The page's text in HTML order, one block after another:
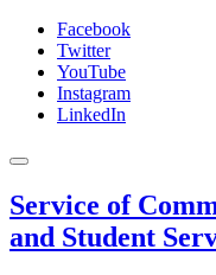
Facebook
Twitter
YouTube
Instagram
LinkedIn
Service of
and Student